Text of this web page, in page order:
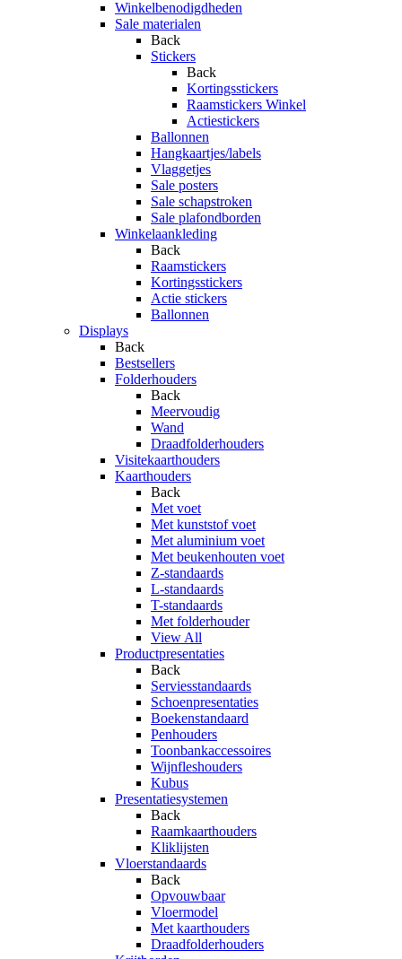
Winkelbenodigdheden
Sale materialen
Back
Stickers
Back
Kortingsstickers
Raamstickers Winkel
Actiestickers
Ballonnen
Hangkaartjes/labels
Vlaggetjes
Sale posters
Sale schapstroken
Sale plafondborden
Winkelaankleding
Back
Raamstickers
Kortingsstickers
Actie stickers
Ballonnen
Displays
Back
Bestsellers
Folderhouders
Back
Meervoudig
Wand
Draadfolderhouders
Visitekaarthouders
Kaarthouders
Back
Met voet
Met kunststof voet
Met aluminium voet
Met beukenhouten voet
Z-standaards
L-standaards
T-standaards
Met folderhouder
View All
Productpresentaties
Back
Serviesstandaards
Schoenpresentaties
Boekenstandaard
Penhouders
Toonbankaccessoires
Wijnfleshouders
Kubus
Presentatiesystemen
Back
Raamkaarthouders
Kliklijsten
Vloerstandaards
Back
Opvouwbaar
Vloermodel
Met kaarthouders
Draadfolderhouders